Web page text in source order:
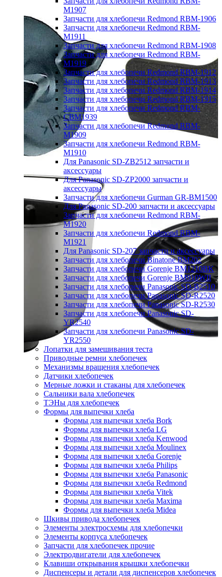
M1907
Запчасти для хлебопечи Redmond RBM-1906
Запчасти для хлебопечи Redmond RBM-
M1911
Запчасти для хлебопечи Redmond RBM-1908
Запчасти для хлебопечи Redmond RBM-
M1919
Запчасти для хлебопечи Redmond RBM-1912
Запчасти для хлебопечи Redmond RBM-1913
Запчасти для хлебопечи Redmond RBM-1914
Запчасти для хлебопечи Redmond RBM-1915
Запчасти для хлебопечи Redmond RBM-
CBM1939
Запчасти для хлебопечи Redmond RBM-
M1909
Запчасти для хлебопечи Redmond RBM-
M1910
Для Panasonic SD-ZB2512 запчасти и
аксессуары
Для Panasonic SD-ZP2000 запчасти и
аксессуары
Запчасти для хлебопечи Gurman GR-BM1500
Для Panasonic SD-200 запчасти и аксессуары
Запчасти для хлебопечи Redmond RBM-
M1920
Запчасти для хлебопечи Redmond RBM-
M1921
Для Panasonic SD-207 запчасти и аксессуары
Запчасти для хлебопечи Binatone BM202
Запчасти для хлебопечи Gorenje BM1210BK
Запчасти для хлебопечи Gorenje BM910WII
Запчасти для хлебопечи Panasonic SD-B2510
Запчасти для хлебопечи Panasonic SD-R2520
Запчасти для хлебопечи Panasonic SD-R2530
Запчасти для хлебопечи Panasonic SD-
YR2540
Запчасти для хлебопечи Panasonic SD-
YR2550
Лопатки для замешивания теста
Приводные ремни хлебопечек
Механизмы вращения хлебопечек
Датчики хлебопечек
Мерные ложки и стаканы для хлебопечек
Сальники вала хлебопечек
ТЭНы для хлебопечек
Формы для выпечки хлеба
Формы для выпечки хлеба Bork
Формы для выпечки хлеба LG
Формы для выпечки хлеба Kenwood
Формы для выпечки хлеба Moulinex
Формы для выпечки хлеба Gorenje
Формы для выпечки хлеба Philips
Формы для выпечки хлеба Panasonic
Формы для выпечки хлеба Redmond
Формы для выпечки хлеба Vitek
Формы для выпечки хлеба Maxima
Формы для выпечки хлеба Midea
Шкивы привода хлебопечек
Элементы электросхемы для хлебопечки
Элементы корпуса хлебопечек
Запчасти для хлебопечек прочие
Электродвигатели для хлебопечек
Клавиши открывания крышки хлебопечки
Диспенсеры и детали для диспенсеров хлебопечек